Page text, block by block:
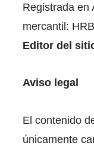
Registrada en
mercantil:
Editor del
Aviso legal
El contenido
únicamente